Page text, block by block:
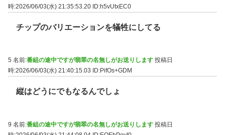
時:2026/06/03(水) 21:35:53.20 ID:h5vUtxEC0
チップのバリエーションを犠牲にしてる
5 名前:番組の途中ですが翡翠の名無しがお送りします 投稿日
時:2026/06/03(水) 21:40:15.03
ID:PifOs+GDM
縦はどうにでもなるんでしょ
9 名前:番組の途中ですが翡翠の名無しがお送りします 投稿日